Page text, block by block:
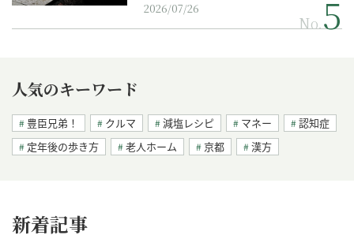
2026/07/26
No.
人気のキーワード
豊臣兄弟！ クルマ 減塩レシピ マネー
認知症
定年後の歩き方
老人ホーム 京都 漢方
新着記事